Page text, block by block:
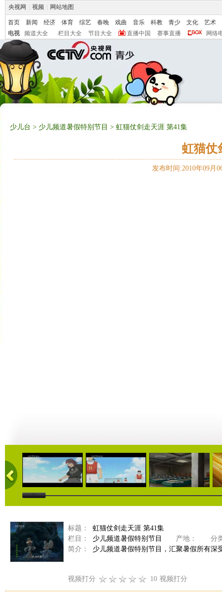
央视网 视频 网站地图
首页 新闻 经济 体育 综艺 春晚 戏曲 音乐 科教 青少 文化
艺术
电视
频道大全 栏目大全 节目大全 直播中国 赛事直播 网络
少儿台 > 少儿频道暑假特别节目 > 虹猫仗剑走天涯 第41集
虹猫仗
发布时间:2010年09月
23:00 22:01 08:36
标题：
虹猫仗剑走天涯 第41集
栏目：
少儿频道暑假特别节目 产地：
分
简介：
少儿频道暑假特别节目，汇聚暑假所有深
视频打分 10 视频打分